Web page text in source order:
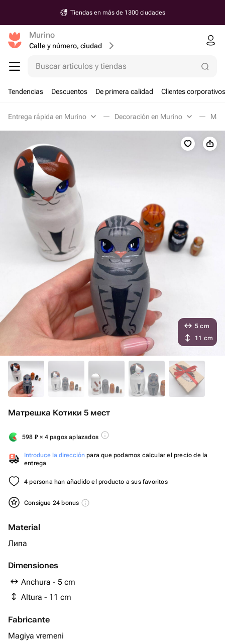
Tiendas en más de 1300 ciudades
Murino
Calle y número, ciudad
Buscar artículos y tiendas
Tendencias Descuentos De primera calidad Clientes corporativos
Entrega rápida en Murino Decoración en Murino
Матрешка Котики 5 мест
598 ₽ × 4 pagos aplazados
Introduce la dirección para que podamos calcular el precio de la
entrega
4 persona han añadido el producto a sus favoritos
Consigue 24 bonus
Material
Липа
Dimensiones
Anchura - 5 cm
Altura - 11 cm
Fabricante
Magiya vremeni
5 cm
11 cm